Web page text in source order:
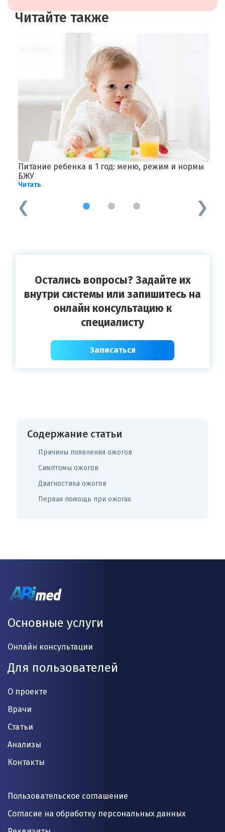
Читайте также
Питание ребенка в 1 год: меню, режим и нормы
БЖУ
Читать
1 2 3
Остались вопросы? Задайте их
внутри системы или запишитесь на
онлайн консультацию к
специалисту
Записаться
Содержание статьи
Причины появления ожогов
Симптомы ожогов
Диагностика ожогов
Первая помощь при ожогах
Основные услуги
Онлайн консультации
Для пользователей
О проекте
Врачи
Статьи
Анализы
Контакты
Пользовательское соглашение
Согласие на обработку персональных данных